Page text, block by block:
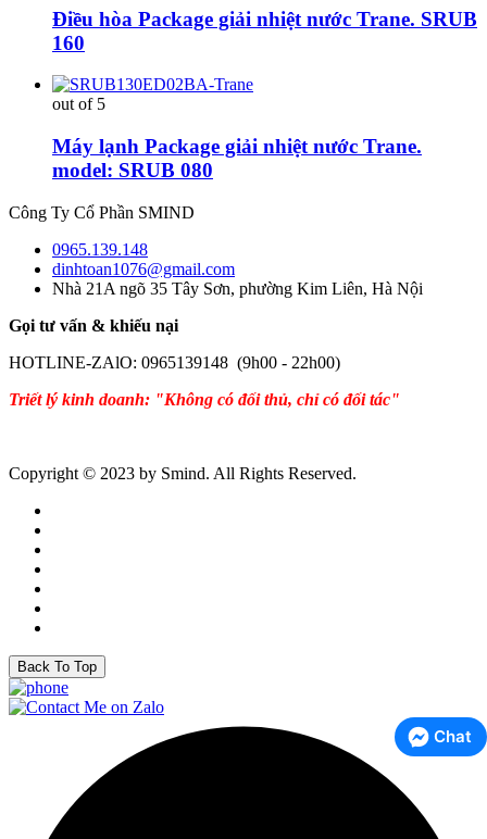
Điều hòa Package giải nhiệt nước Trane. SRUB
160
out of 5
Máy lạnh Package giải nhiệt nước Trane.
model: SRUB 080
Công Ty Cổ Phần SMIND
0965.139.148
dinhtoan1076@gmail.com
Nhà 21A ngõ 35 Tây Sơn, phường Kim Liên, Hà Nội
Gọi tư vấn & khiếu nại
HOTLINE-ZAlO: 0965139148 (9h00 - 22h00)
Triết lý kinh doanh: "Không có đối thủ, chỉ có đối tác"
Copyright © 2023 by Smind. All Rights Reserved.
Back To Top
Chat